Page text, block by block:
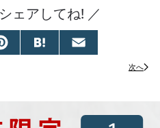
ェアしてね! ／
Pinterest Hatena
次へ